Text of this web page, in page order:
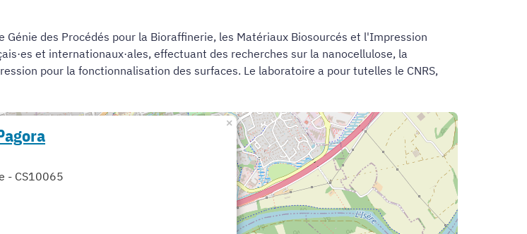
Génie des Procédés pour la Bioraffinerie, les Matériaux Biosourcés et l'Impression
et internationaux·ales, effectuant des recherches sur la nanocellulose, la
pour la fonctionnalisation des surfaces. Le laboratoire a pour tutelles le CNRS,
- CS10065
×